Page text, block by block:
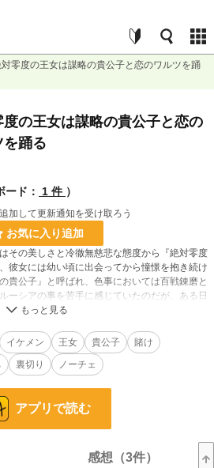
零度の王女は謀略の貴公子と恋のワルツを踊
度の王女は謀略の貴公子と恋の
を踊る
ード：
1 件 ）
加して更新通知を受け取ろう
お気に入り追加
その美しさと冷徹無慈悲な態度から『絶対零度
彼女には幼い頃に出会ってから憧憬を抱き続け
貴公子』と呼ばれ、色事においては百戦錬磨と
ーシアの事を苦手に感じていたのだが、ある日
の賭けとは、王女を落とすというもので……
ルズ様にて掲載していた作品を加筆修正した
より削除しております）
けます。
件
イケメン 王女 貴公子
賭け
裏切り ノーチェ
アプリで読む
感想（3件）